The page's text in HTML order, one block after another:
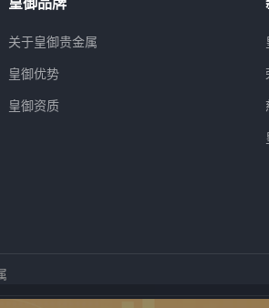
皇御品牌
关于皇御贵金属
皇御优势
皇御资质